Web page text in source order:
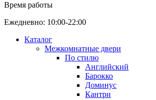
Время работы
Ежедневно: 10:00-22:00
Каталог
Межкомнатные двери
По стилю
Английский
Барокко
Доминус
Кантри